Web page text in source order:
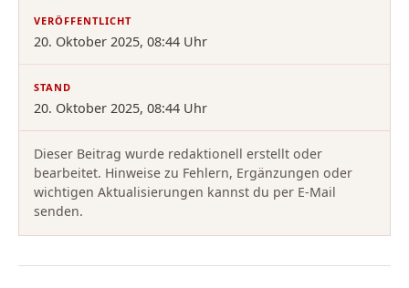
VERÖFFENTLICHT
20. Oktober 2025, 08:44 Uhr
STAND
20. Oktober 2025, 08:44 Uhr
Dieser Beitrag wurde redaktionell erstellt oder
bearbeitet. Hinweise zu Fehlern, Ergänzungen oder
wichtigen Aktualisierungen kannst du per E-Mail
senden.